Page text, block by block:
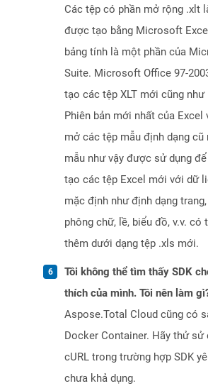
Các tệp có phần mở rộng .xlt
được tạo bằng Microsoft
bảng tính là một phần của
Suite. Microsoft Office 97-
tạo các tệp XLT mới cũng như
Phiên bản mới nhất của Excel
mở các tệp mẫu định dạng cũ
mẫu như vậy được sử dụng
tạo các tệp Excel mới với dữ
mặc định như định dạng
phông chữ, lề, biểu đồ, v.v. có
thêm dưới dạng tệp .xls mới.
Tôi không thể tìm thấy SDK
thích của mình. Tôi nên làm
Aspose.Total Cloud cũng có
Docker Container. Hãy thử sử
cURL trong trường hợp SDK
chưa khả dụng.